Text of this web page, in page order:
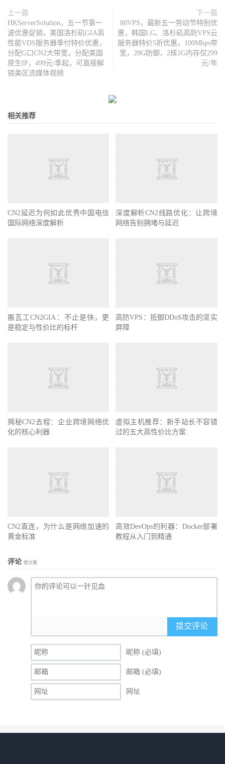
上一篇
HKServerSolution，五一节第一
波优惠促销，美国洛杉矶GIA高
性能VDS服务器季付特价优惠，
分配G口CN2大带宽，分配美国
原生IP，499元/季起，可直接解
锁美区流媒体视频
下一篇
80VPS，最新五一劳动节特别优
惠，韩国LG、洛杉矶高防VPS云
服务器特价5折优惠，100Mbps带
宽，20G防御，2核1G内存仅299
元/年
相关推荐
CN2延迟为何如此优秀中国电信
国际网络深度解析
深度解析CN2线路优化：让跨境
网络告别拥堵与延迟
搬瓦工CN2GIA：不止是快，更
是稳定与性价比的标杆
高防VPS：抵御DDoS攻击的坚实
屏障
揭秘CN2去程：企业跨境网络优
化的核心利器
虚拟主机推荐：新手站长不容错
过的五大高性价比方案
CN2直连，为什么是网络加速的
黄金标准
高效DevOps的利器：Docker部署
教程从入门到精通
评论 抢沙发
提交评论
昵称 (必填)
邮箱 (必填)
网址